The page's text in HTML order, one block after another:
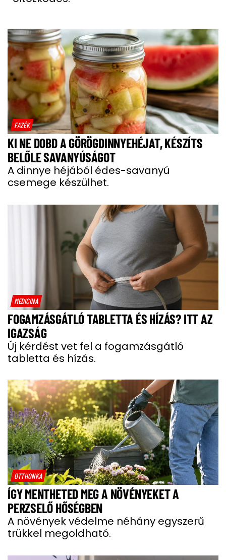
FAZÉK
KI NE DOBD A GÖRÖGDINNYEHÉJAT, KÉSZÍTS
BELŐLE SAVANYÚSÁGOT
A dinnye héjából édes-savanyú
csemege készülhet.
MEDICINA
FOGAMZÁSGÁTLÓ TABLETTA ÉS HÍZÁS? ITT AZ
IGAZSÁG
Új kérdést vet fel a fogamzásgátló
tabletta és hízás.
OTTHONKA
ÍGY MENTHETED MEG A NÖVÉNYEKET A
PERZSELŐ HŐSÉGBEN
A növények védelme néhány egyszerű
trükkel megoldható.